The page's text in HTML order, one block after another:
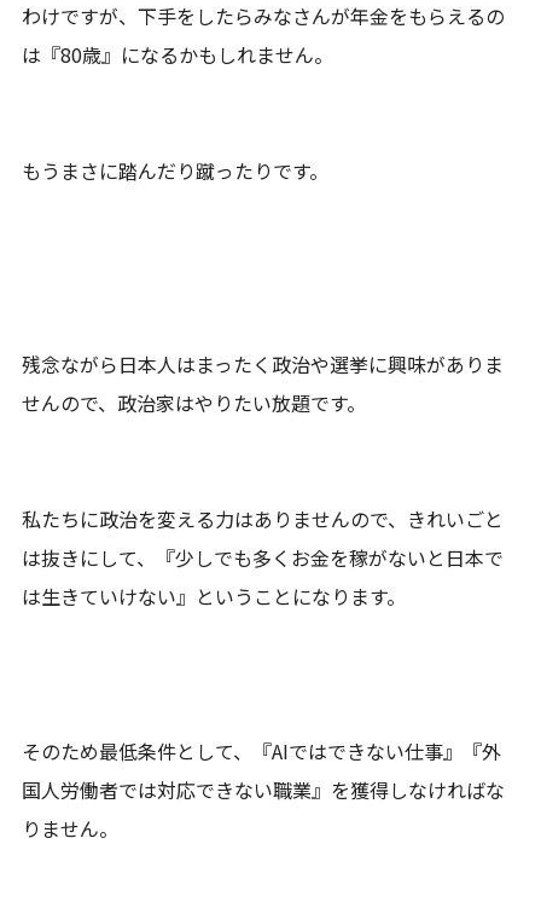
わけですが、下手をしたらみなさんが年金をもらえるの
は『80歳』になるかもしれません。
もうまさに踏んだり蹴ったりです。
残念ながら日本人はまったく政治や選挙に興味がありま
せんので、政治家はやりたい放題です。
私たちに政治を変える力はありませんので、きれいごと
は抜きにして、『少しでも多くお金を稼がないと日本で
は生きていけない』ということになります。
そのため最低条件として、『AIではできない仕事』『外
国人労働者では対応できない職業』を獲得しなければな
りません。